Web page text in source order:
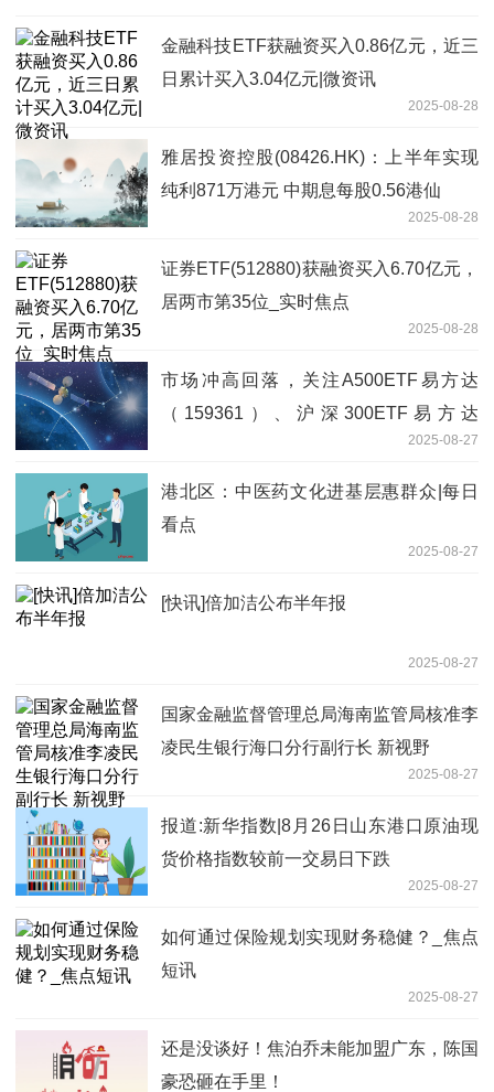
金融科技ETF获融资买入0.86亿元，近三
日累计买入3.04亿元|微资讯
2025-08-28
雅居投资控股(08426.HK)：上半年实现
纯利871万港元 中期息每股0.56港仙
2025-08-28
证券ETF(512880)获融资买入6.70亿元，
居两市第35位_实时焦点
2025-08-28
市场冲高回落，关注A500ETF易方达
（159361）、沪深300ETF易方达
2025-08-27
港北区：中医药文化进基层惠群众|每日
看点
2025-08-27
[快讯]倍加洁公布半年报
2025-08-27
国家金融监督管理总局海南监管局核准李
凌民生银行海口分行副行长 新视野
2025-08-27
报道:新华指数|8月26日山东港口原油现
货价格指数较前一交易日下跌
2025-08-27
如何通过保险规划实现财务稳健？_焦点
短讯
2025-08-27
还是没谈好！焦泊乔未能加盟广东，陈国
豪恐砸在手里！